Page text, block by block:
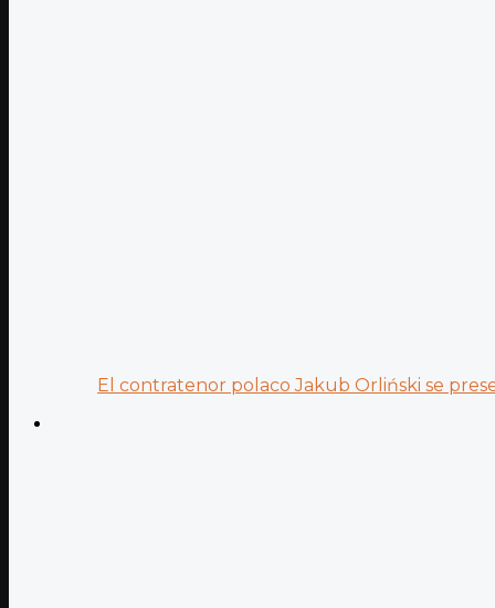
El contratenor polaco Jakub Orliński se